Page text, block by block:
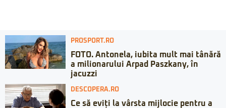
PROSPORT.RO
FOTO. Antonela, iubita mult mai tânără
a milionarului Arpad Paszkany, în
jacuzzi
DESCOPERA.RO
Ce să eviți la vârsta mijlocie pentru a